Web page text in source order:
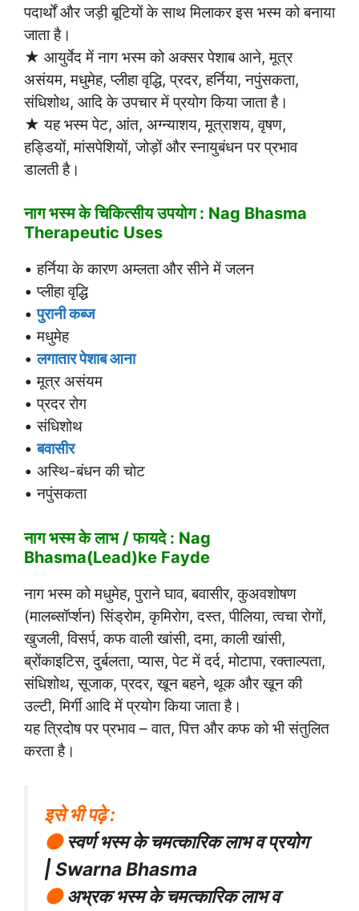
पदार्थों और जड़ी बूटियों के साथ मिलाकर इस भस्म को बनाया
जाता है।
★ आयुर्वेद में नाग भस्म को अक्सर पेशाब आने, मूत्र
असंयम, मधुमेह, प्लीहा वृद्धि, प्रदर, हर्निया, नपुंसकता,
संधिशोथ, आदि के उपचार में प्रयोग किया जाता है।
★ यह भस्म पेट, आंत, अग्न्याशय, मूत्राशय, वृषण,
हड्डियों, मांसपेशियों, जोड़ों और स्नायुबंधन पर प्रभाव
डालती है।
नाग भस्म के चिकित्सीय उपयोग : Nag Bhasma
Therapeutic Uses
• हर्निया के कारण अम्लता और सीने में जलन
• प्लीहा वृद्धि
•पुरानी कब्ज
• मधुमेह
•लगातार पेशाब आना
• मूत्र असंयम
• प्रदर रोग
• संधिशोथ
•बवासीर
• अस्थि-बंधन की चोट
• नपुंसकता
नाग भस्म के लाभ / फायदे : Nag
Bhasma(Lead)ke Fayde
नाग भस्म को मधुमेह, पुराने घाव, बवासीर, कुअवशोषण
(मालब्सॉर्प्शन) सिंड्रोम, कृमिरोग, दस्त, पीलिया, त्वचा रोगों,
खुजली, विसर्प, कफ वाली खांसी, दमा, काली खांसी,
ब्रोंकाइटिस, दुर्बलता, प्यास, पेट में दर्द, मोटापा, रक्ताल्पता,
संधिशोथ, सूजाक, प्रदर, खून बहने, थूक और खून की
उल्टी, मिर्गी आदि में प्रयोग किया जाता है।
यह त्रिदोष पर प्रभाव – वात, पित्त और कफ को भी संतुलित
करता है।
इसे भी पढ़े :
⚫स्वर्ण भस्म के चमत्कारिक लाभ व प्रयोग
| Swarna Bhasma
⚫अभ्रक भस्म के चमत्कारिक लाभ व